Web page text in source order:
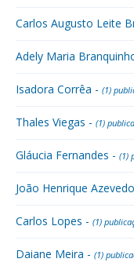
Carlos Augusto Leite
Adely Maria
Isadora Corrêa - (1)
Thales Viegas - (1)
Gláucia Fernandes - (1)
João Henrique
Carlos Lopes - (1)
Daiane Meira - (1)